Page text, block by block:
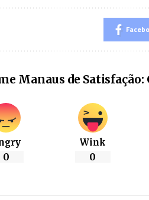
Manaus de Satisfação:
0
Wink
0